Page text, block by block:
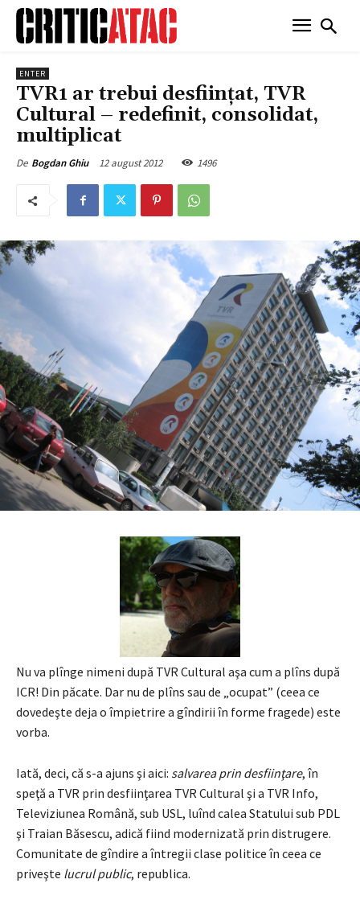
ENTER
TVR1 ar trebui desfiinţat, TVR
Cultural – redefinit, consolidat,
multiplicat
De Bogdan Ghiu 12 august 2012 1496
Nu va plînge nimeni după TVR Cultural aşa cum a plîns după
ICR! Din păcate. Dar nu de plîns sau de „ocupat” (ceea ce
dovedeşte deja o împietrire a gîndirii în forme fragede) este
vorba.
Iată, deci, că s-a ajuns şi aici: salvarea prin desfiinţare, în
speţă a TVR prin desfiinţarea TVR Cultural şi a TVR Info,
Televiziunea Română, sub USL, luînd calea Statului sub PDL
şi Traian Băsescu, adică fiind modernizată prin distrugere.
Comunitate de gîndire a întregii clase politice în ceea ce
priveşte lucrul public, republica.